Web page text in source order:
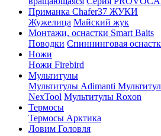
Приманка Chafer37 ЖУКИ
Жужелица Майский жук
Монтажи, оснастки Smart Baits
Поводки Спиннинговая
Ножи
Ножи Firebird
Мультитулы
Мультитулы Adimanti
NexTool Мультитулы Roxon
Термосы
Термосы Арктика
Ловим Головля